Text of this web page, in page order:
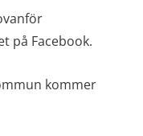
på Facebook.
kommer